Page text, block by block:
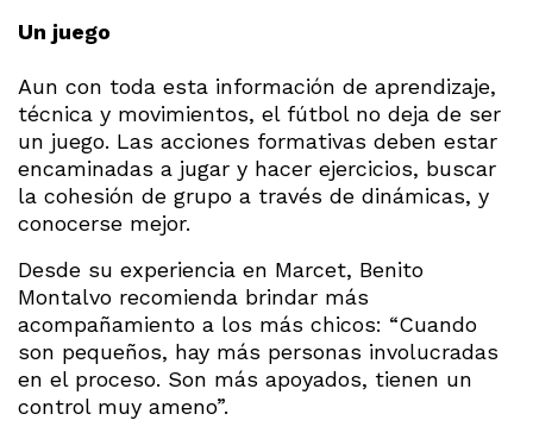
Un juego
Aun con toda esta información de aprendizaje,
técnica y movimientos, el fútbol no deja de ser
un juego. Las acciones formativas deben estar
encaminadas a jugar y hacer ejercicios, buscar
la cohesión de grupo a través de dinámicas, y
conocerse mejor.
Desde su experiencia en Marcet, Benito
Montalvo recomienda brindar más
acompañamiento a los más chicos: “Cuando
son pequeños, hay más personas involucradas
en el proceso. Son más apoyados, tienen un
control muy ameno”.